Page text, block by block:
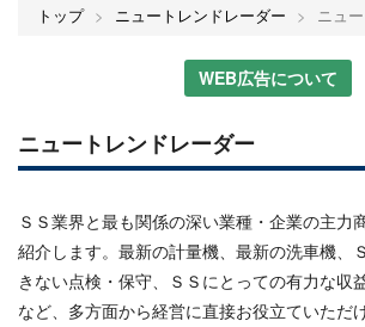
トップ ニュートレンドレーダー ニュ
WEB広告について
ニュートレンドレーダー
ＳＳ業界と最も関係の深い業種・企業の主力
紹介します。最新の計量機、最新の洗車機、
きない点検・保守、ＳＳにとっての有力な収
など、多方面から経営に直接お役立ていただ